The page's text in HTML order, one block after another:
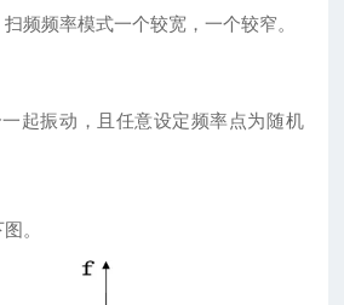
频频率模式一个较宽，一个较窄。
起振动，且任意设定频率点为随机
。